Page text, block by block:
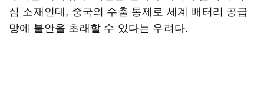
심 소재인데, 중국의 수출 통제로 세계 배터리 공급
망에 불안을 초래할 수 있다는 우려다.